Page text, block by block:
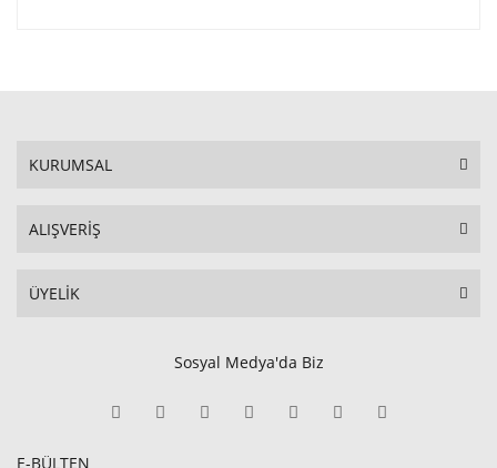
KURUMSAL
ALIŞVERİŞ
ÜYELİK
Sosyal Medya'da Biz
E-BÜLTEN